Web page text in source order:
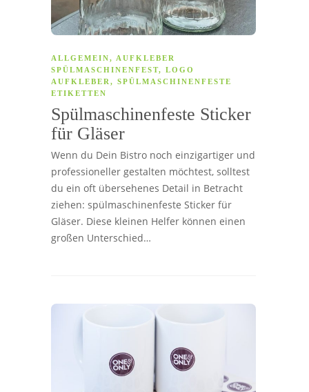
ALLGEMEIN, AUFKLEBER
SPÜLMASCHINENFEST, LOGO
AUFKLEBER , SPÜLMASCHINENFESTE
ETIKETTEN
Spülmaschinenfeste Sticker
für Gläser
Wenn du Dein Bistro noch einzigartiger und
professioneller gestalten möchtest, solltest
du ein oft übersehenes Detail in Betracht
ziehen: spülmaschinenfeste Sticker für
Gläser. Diese kleinen Helfer können einen
großen Unterschied…